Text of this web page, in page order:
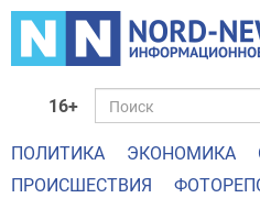
16+
ПОЛИТИКА ЭКОНОМИКА
ПРОИСШЕСТВИЯ